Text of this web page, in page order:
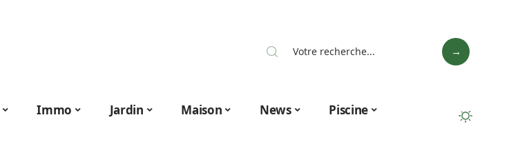
Immo Jardin Maison News
Piscine